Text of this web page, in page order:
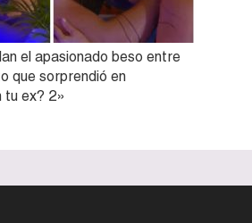
el apasionado beso entre
que sorprendió en
tu ex? 2»